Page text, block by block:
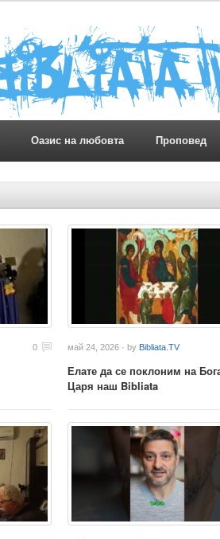
Оазис на любовта Проповед
0 май 24, 2026 · by Bibliata.TV
Елате да се поклоним на
Царя наш Bibliata